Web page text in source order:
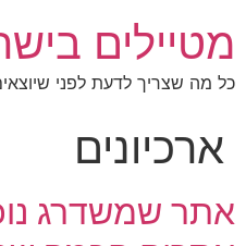
מטיילים
כל מה שצריך לדעת לפני
ארכיונים
אתר שמשדרג